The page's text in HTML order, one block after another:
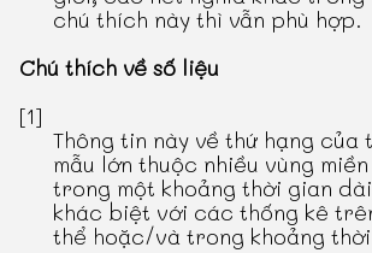
chú thích này thì vẫn phù hợp.
Chú thích về số liệu
[1]
Thông tin này về thứ hạng của
mẫu lớn thuộc nhiều vùng
trong một khoảng thời gian
khác biệt với các thống kê
thể hoặc/và trong khoảng